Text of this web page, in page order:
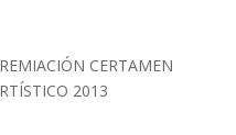
CERTAMEN
2013